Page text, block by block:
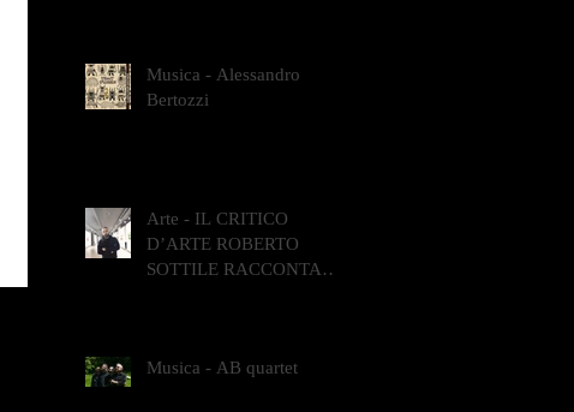
Musica - Alessandro
Bertozzi
Arte - IL CRITICO
D’ARTE ROBERTO
SOTTILE RACCONTA
Musica - AB quartet